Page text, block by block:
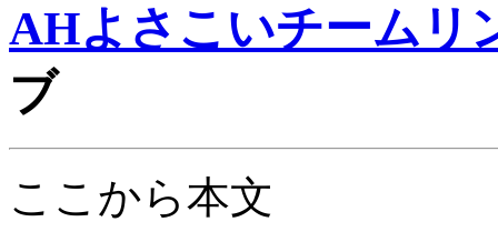
AHよさこいチームリ
ブ
ここから本文